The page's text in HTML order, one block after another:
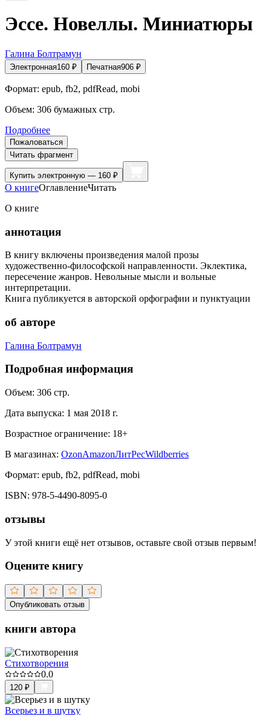
Эссе. Новеллы. Миниатюры
Галина Болтрамун
Электронная160 ₽ Печатная906 ₽
Формат: epub, fb2, pdfRead, mobi
Объем: 306 бумажных стр.
Подробнее
Пожаловаться
Читать фрагмент
Купить электронную — 160 ₽
О книгеОглавлениеЧитать
О книге
аннотация
В книгу включены произведения малой прозы
художественно-философской направленности. Эклектика,
пересечение жанров. Невольные мысли и вольные
интерпретации.
Книга публикуется в авторской орфографии и пунктуации
об авторе
Галина Болтрамун
Подробная информация
Объем: 306 стр.
Дата выпуска: 1 мая 2018 г.
Возрастное ограничение: 18+
В магазинах: OzonAmazonЛитРесWildberries
Формат: epub, fb2, pdfRead, mobi
ISBN: 978-5-4490-8095-0
отзывы
У этой книги ещё нет отзывов, оставьте свой отзыв первым!
Оцените книгу
Опубликовать отзыв
книги автора
Стихотворения
0.0
120 ₽
Всерьез и в шутку